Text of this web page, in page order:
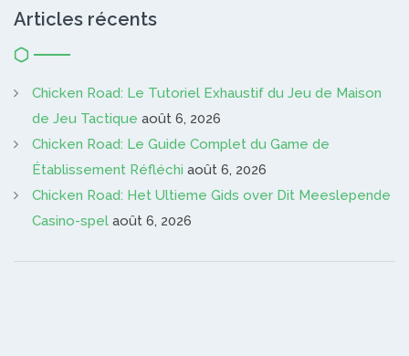
Articles récents
Chicken Road: Le Tutoriel Exhaustif du Jeu de Maison
de Jeu Tactique août 6, 2026
Chicken Road: Le Guide Complet du Game de
Établissement Réfléchi août 6, 2026
Chicken Road: Het Ultieme Gids over Dit Meeslepende
Casino-spel août 6, 2026